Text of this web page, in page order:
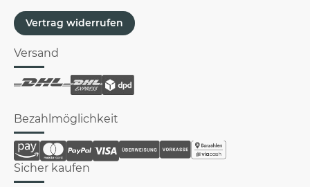
Vertrag widerrufen
Versand
Bezahlmöglichkeit
Sicher kaufen